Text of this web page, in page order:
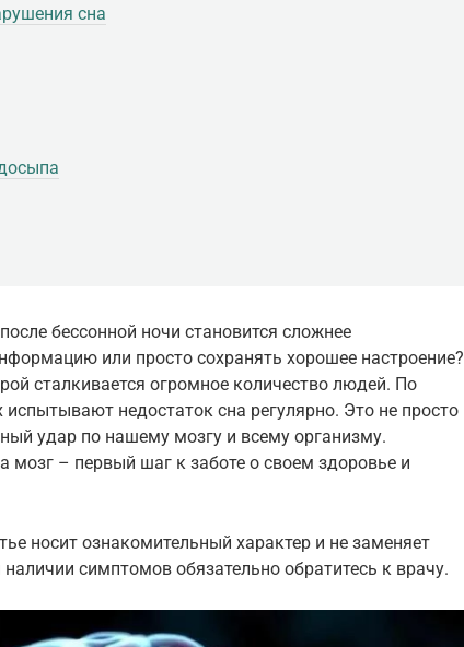
сна
бессонной ночи становится сложнее
или просто сохранять хорошее настроение?
сталкивается огромное количество людей. По
испытывают недостаток сна регулярно. Это не просто
удар по нашему мозгу и всему организму.
мозг – первый шаг к заботе о своем здоровье и
носит ознакомительный характер и не заменяет
симптомов обязательно обратитесь к врачу.